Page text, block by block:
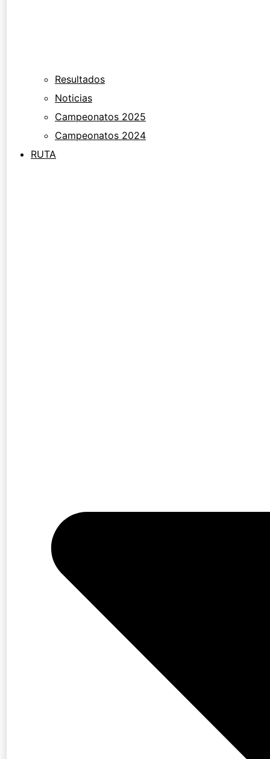
Resultados
Noticias
Campeonatos 2025
Campeonatos 2024
RUTA